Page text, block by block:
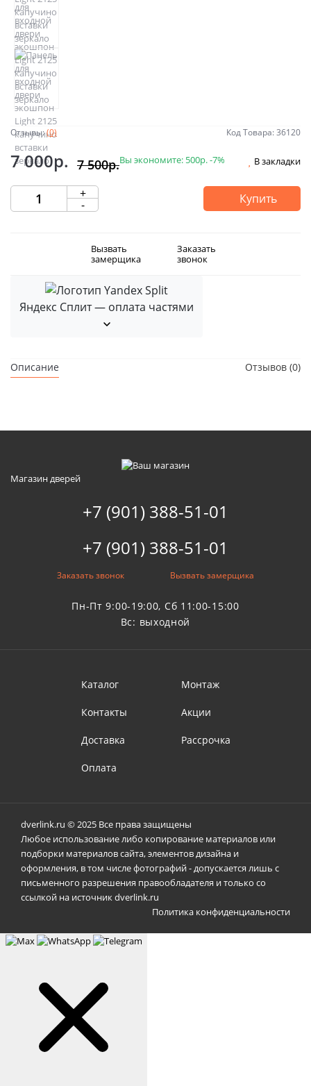
Отзывы:(0) Код Товара: 36120
7 000р. 7 500р.Вы экономите: 500р.-7% В закладки
+
- Купить
Вызвать
замерщика
Заказать
звонок
Яндекс Сплит — оплата частями
Описание Отзывов (0)
Магазин дверей
+7 (901) 388-51-01
+7 (901) 388-51-01
Заказать звонок Вызвать замерщика
Пн-Пт 9:00-19:00, Сб 11:00-15:00
Вс: выходной
Каталог
Контакты
Доставка
Оплата
Монтаж
Акции
Рассрочка
dverlink.ru © 2025 Все права защищены
Любое использование либо копирование материалов или
подборки материалов сайта, элементов дизайна и
оформления, в том числе фотографий - допускается лишь с
письменного разрешения правообладателя и только со
ссылкой на источник dverlink.ru
Политика конфиденциальности